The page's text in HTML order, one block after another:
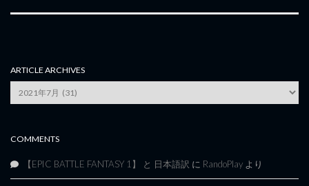
ARTICLE ARCHIVES
Archives
COMMENTS
【EPIC BATTLE FANTASY 1】 と 日本語訳 に RandoPlay より